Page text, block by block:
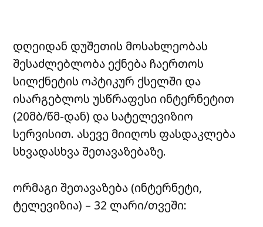
დღეიდან დუშეთის მოსახლეობას
შესაძლებლობა ექნება ჩაერთოს
სილქნეტის ოპტიკურ ქსელში და
ისარგებლოს უსწრაფესი ინტერნეტით
(20მბ/წმ-დან) და სატელევიზიო
სერვისით. ასევე მიიღოს ფასდაკლება
სხვადასხვა შეთავაზებაზე.
ორმაგი შეთავაზება (ინტერნეტი,
ტელევიზია) – 32 ლარი/თვეში: